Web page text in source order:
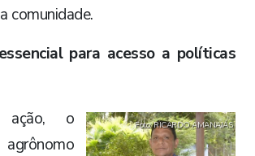
comunidade.
para acesso a políticas
Foto: RICARDO AMANAJÁS
ação, o